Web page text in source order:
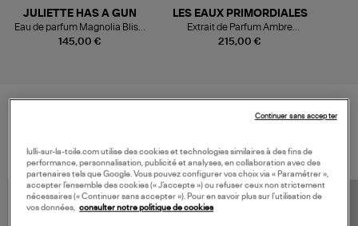
145,00 €
JULIETTE HAS A GUN
Eau de parfum Magnolia Bliss,
100ml
215,00 €
LES EAUX PRIMORDIALES
Extrait de Parfum Ambre
Supermassive, 50ml
lulli-sur-la-toile.com utilise des cookies et technologies similaires à des fins de
performance, personnalisation, publicité et analyses, en collaboration avec des
partenaires tels que Google. Vous pouvez configurer vos choix via « Paramétrer »,
accepter l’ensemble des cookies (« J’accepte ») ou refuser ceux non strictement
nécessaires (« Continuer sans accepter »). Pour en savoir plus sur l’utilisation de
vos données,
consulter notre politique de cookies
Continuer sans accepter